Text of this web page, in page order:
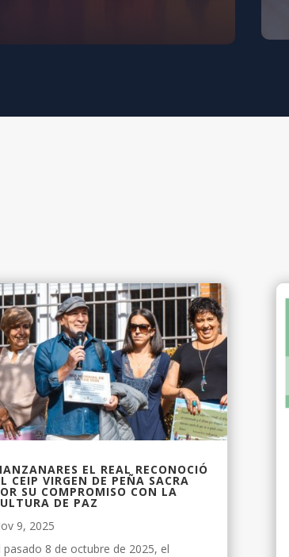
EL REAL RECONOCIÓ
CEIP VIRGEN DE PEÑA SACRA
SU COMPROMISO CON LA
DE PAZ
9, 2025
pasado 8 de octubre de 2025, el